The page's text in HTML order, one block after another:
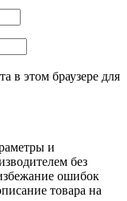
в этом браузере для
и
без
ошибок
товара на